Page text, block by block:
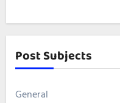
Post Subjects
General